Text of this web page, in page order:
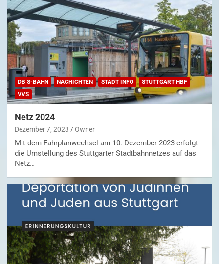
DB S-BAHN NACHICHTEN STADT INFO
STUTTGART HBF
VVS
Netz 2024
Dezember 7, 2023 Owner
Mit dem Fahrplanwechsel am 10. Dezember 2023 erfolgt
die Umstellung des Stuttgarter Stadtbahnnetzes auf das
Netz…